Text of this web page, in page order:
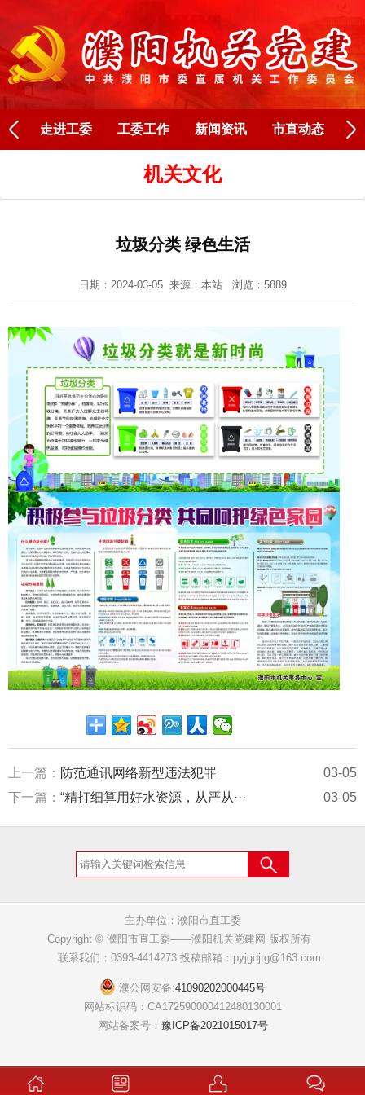
走进工委 工委工作 新闻资讯 市直动态 人
机关文化
垃圾分类 绿色生活
日期：2024-03-05 来源： 本站浏览：5889
上一篇： 防范通讯网络新型违法犯罪
03-05
下一篇： “精打细算用好水资源，从严从··· 03-05
主办单位：濮阳市直工委
Copyright © 濮阳市直工委——濮阳机关党建网 版权所有
联系我们：0393-4414273 投稿邮箱：pyjgdjtg@163.com
濮公网安备:41090202000445号
网站标识码：CA172590000412480130001
网站备案号： 豫ICP备2021015017号